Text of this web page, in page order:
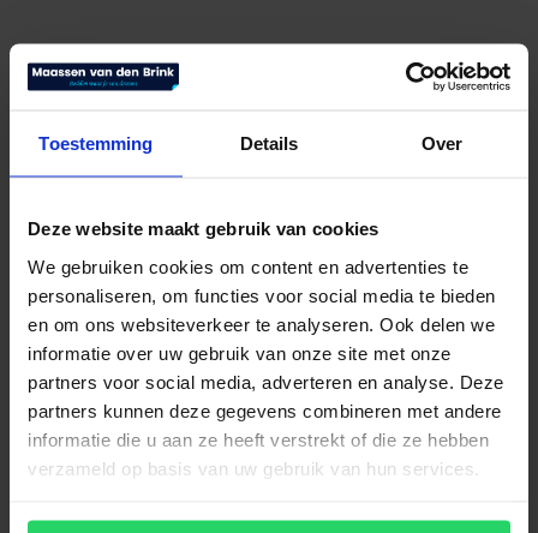
Toestemming Details Over
Deze website maakt gebruik van cookies
We gebruiken cookies om content en advertenties te
personaliseren, om functies voor social media te bieden
en om ons websiteverkeer te analyseren. Ook delen we
informatie over uw gebruik van onze site met onze
partners voor social media, adverteren en analyse. Deze
partners kunnen deze gegevens combineren met andere
informatie die u aan ze heeft verstrekt of die ze hebben
verzameld op basis van uw gebruik van hun services.
M2-SCA-SHIFT-SL
Bekijk product